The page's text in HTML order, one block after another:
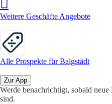
Weitere Geschäfte Angebote
Alle Prospekte für Balgstädt
Zur App
Werde benachrichtigt, sobald
sind.